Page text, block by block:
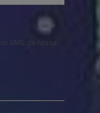
SMS da nossa